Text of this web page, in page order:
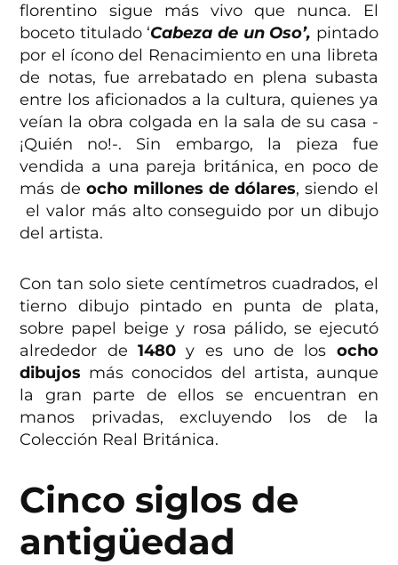
florentino sigue más vivo que nunca. El
boceto titulado ‘Cabeza de un Oso’, pintado
por el ícono del Renacimiento en una libreta
de notas, fue arrebatado en plena subasta
entre los aficionados a la cultura, quienes ya
veían la obra colgada en la sala de su casa -
¡Quién no!-. Sin embargo, la pieza fue
vendida a una pareja británica, en poco de
más de ocho millones de dólares, siendo el
el valor más alto conseguido por un dibujo
del artista.
Con tan solo siete centímetros cuadrados, el
tierno dibujo pintado en punta de plata,
sobre papel beige y rosa pálido, se ejecutó
alrededor de 1480y es uno de los ocho
dibujos más conocidos del artista, aunque
la gran parte de ellos se encuentran en
manos privadas, excluyendo los de la
Colección Real Británica.
Cinco siglos de
antigüedad